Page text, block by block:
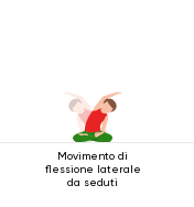
Movimento di
flessione laterale
da seduti